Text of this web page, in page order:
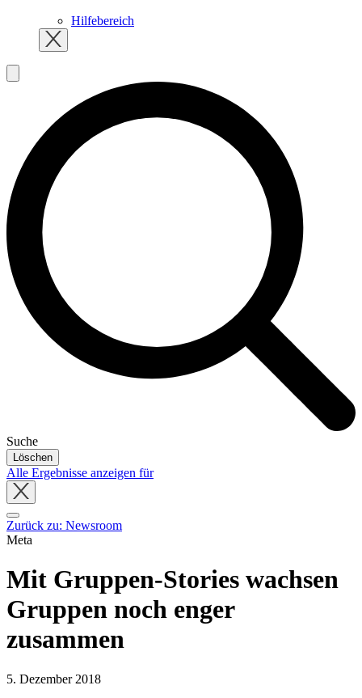
Hilfebereich
Suche
Löschen
Alle Ergebnisse anzeigen für
tray
Zurück zu: Newsroom
Meta
Mit Gruppen-Stories wachsen
Gruppen noch enger
zusammen
5. Dezember 2018